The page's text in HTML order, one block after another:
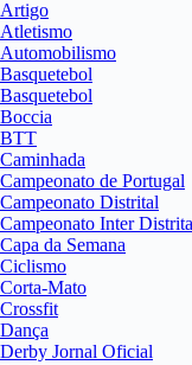
Artigo
Atletismo
Automobilismo
Basquetebol
Basquetebol
Boccia
BTT
Caminhada
Campeonato de Portugal
Campeonato Distrital
Campeonato Inter
Capa da Semana
Ciclismo
Corta-Mato
Crossfit
Dança
Derby Jornal Oficial